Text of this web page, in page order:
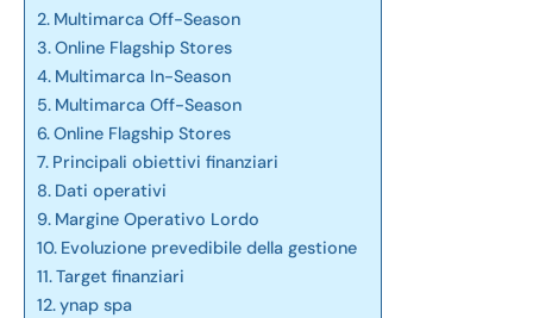
Multimarca Off-Season
Online Flagship Stores
Multimarca In-Season
Multimarca Off-Season
Online Flagship Stores
Principali obiettivi finanziari
Dati operativi
Margine Operativo Lordo
Evoluzione prevedibile della gestione
Target finanziari
ynap spa